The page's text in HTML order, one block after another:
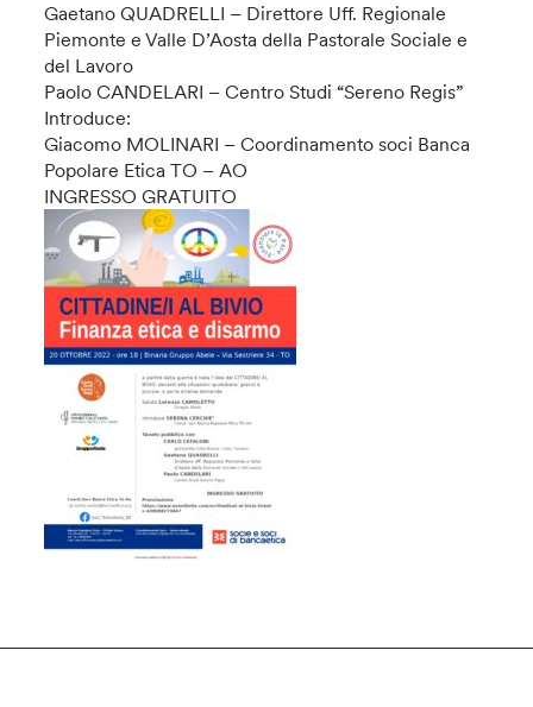
Gaetano QUADRELLI – Direttore Uff. Regionale
Piemonte e Valle D’Aosta della Pastorale Sociale e
del Lavoro
Paolo CANDELARI – Centro Studi “Sereno Regis”
Introduce:
Giacomo MOLINARI – Coordinamento soci Banca
Popolare Etica TO – AO
INGRESSO GRATUITO